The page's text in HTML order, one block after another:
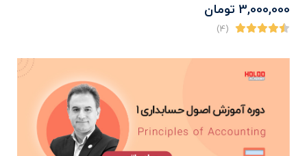
3,000,000 تومان
(4)